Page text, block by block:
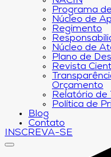
Programa
Núcleo de
Regimento
Núcleo de
Plano de
Revista
Orçamento
Relatório de
Política de
Blog
Contato
INSCREVA-SE